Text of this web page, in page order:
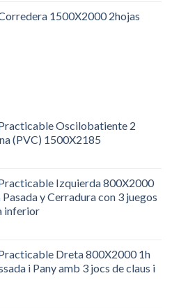
1500X2000 2hojas
Oscilobatiente 2
(PVC) 1500X2185
Izquierda 800X2000
y Cerradura con 3 juegos
inferior
Dreta 800X2000 1h
i Pany amb 3 jocs de claus i